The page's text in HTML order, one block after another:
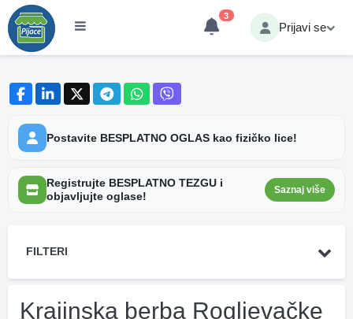
3
Prijavi se
Postavite BESPLATNO OGLAS kao fizičko lice!
Registrujte BESPLATNO TEZGU i
objavljujte oglase!
Saznaj više
FILTERI
Krajinska berba Rogljevačke